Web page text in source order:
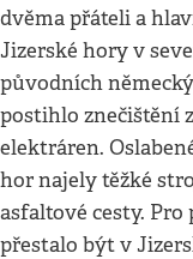
dvěma přáteli a
Jizerské hory v
původních
postihlo znečištění
elektráren.
hor najely těžké
asfaltové cesty.
přestalo být v